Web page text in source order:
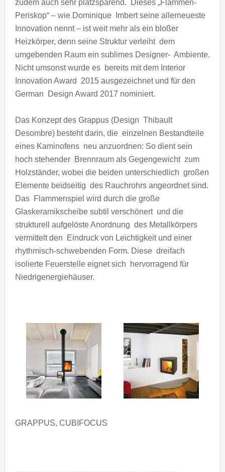
zudem auch sehr platzsparend. Dieses „Flammen-
Periskop“ – wie Dominique Imbert seine allerneueste
Innovation nennt – ist weit mehr als ein bloßer
Heizkörper, denn seine Struktur verleiht dem
umgebenden Raum ein sublimes Designer- Ambiente.
Nicht umsonst wurde es bereits mit dem Interior
Innovation Award 2015 ausgezeichnet und für den
German Design Award 2017 nominiert.
Das Konzept des Grappus (Design Thibault
Desombre) besteht darin, die einzelnen Bestandteile
eines Kaminofens neu anzuordnen: So dient sein
hoch stehender Brennraum als Gegengewicht zum
Holzständer, wobei die beiden unterschiedlich großen
Elemente beidseitig des Rauchrohrs angeordnet sind.
Das Flammenspiel wird durch die große
Glaskeramikscheibe subtil verschönert und die
strukturell aufgelöste Anordnung des Metallkörpers
vermittelt den Eindruck von Leichtigkeit und einer
rhythmisch-schwebenden Form. Diese dreifach
isolierte Feuerstelle eignet sich hervorragend für
Niedrigenergiehäuser.
GRAPPUS, CUBIFOCUS